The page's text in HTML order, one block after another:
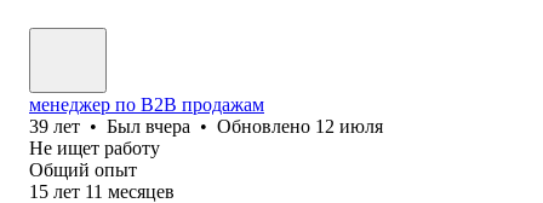
менеджер по В2В продажам
39 лет • Был вчера • Обновлено 12 июля
Не ищет работу
Общий опыт
15 лет 11 месяцев